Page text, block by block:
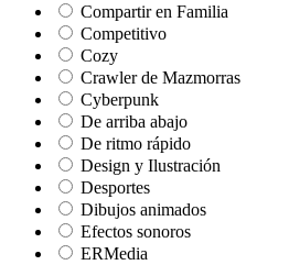
Compartir en Familia
Competitivo
Cozy
Crawler de Mazmorras
Cyberpunk
De arriba abajo
De ritmo rápido
Design y Ilustración
Desportes
Dibujos animados
Efectos sonoros
ERMedia